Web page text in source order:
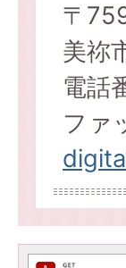
〒
美祢
電話
ファ